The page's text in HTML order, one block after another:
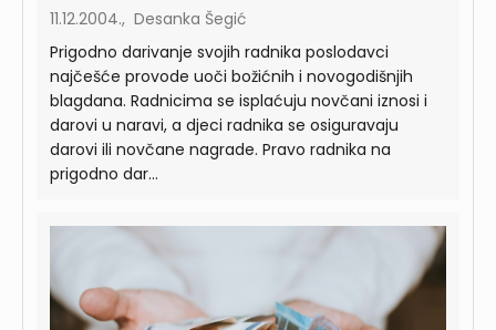
11.12.2004., Desanka Šegić
Prigodno darivanje svojih radnika poslodavci
najčešće provode uoči božićnih i novogodišnjih
blagdana. Radnicima se isplaćuju novčani iznosi i
darovi u naravi, a djeci radnika se osiguravaju
darovi ili novčane nagrade. Pravo radnika na
prigodno dar...